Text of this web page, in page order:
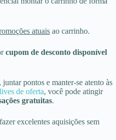
atuais ao carrinho.
cupom de desconto disponível
pontos e manter-se atento às
lives de oferta, você pode atingir
gratuitas.
excelentes aquisições sem